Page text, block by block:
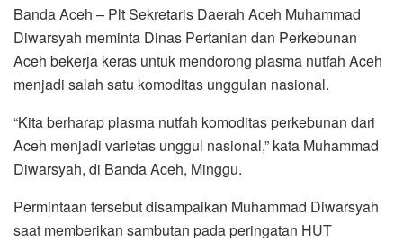
c
e
b
o
k
i
t
t
e
a
t
s
A
p
n
e
l
e
g
r
m
a
i
l
a
r
e
Banda Aceh – Plt Sekretaris Daerah Aceh Muhammad
Diwarsyah meminta Dinas Pertanian dan Perkebunan
Aceh bekerja keras untuk mendorong plasma nutfah Aceh
menjadi salah satu komoditas unggulan nasional.
“Kita berharap plasma nutfah komoditas perkebunan dari
Aceh menjadi varietas unggul nasional,” kata Muhammad
Diwarsyah, di Banda Aceh, Minggu.
Permintaan tersebut disampaikan Muhammad Diwarsyah
saat memberikan sambutan pada peringatan HUT